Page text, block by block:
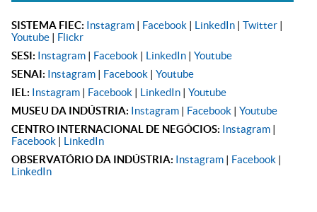
SISTEMA FIEC: Instagram | Facebook | LinkedIn | Twitter |
Youtube | Flickr
SESI: Instagram | Facebook | LinkedIn | Youtube
SENAI: Instagram | Facebook | Youtube
IEL: Instagram | Facebook | LinkedIn | Youtube
MUSEU DA INDÚSTRIA: Instagram | Facebook | Youtube
CENTRO INTERNACIONAL DE NEGÓCIOS: Instagram |
Facebook | LinkedIn
OBSERVATÓRIO DA INDÚSTRIA: Instagram | Facebook |
LinkedIn